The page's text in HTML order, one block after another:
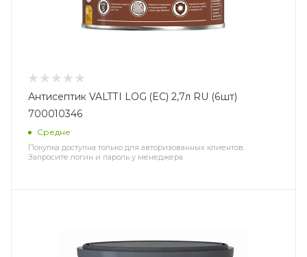
Антисептик VALTTI LOG (EC) 2,7л RU (6шт)
700010346
Средне
Покупка доступна только для авторизованных клиентов.
Запросите логин и пароль у менеджера.